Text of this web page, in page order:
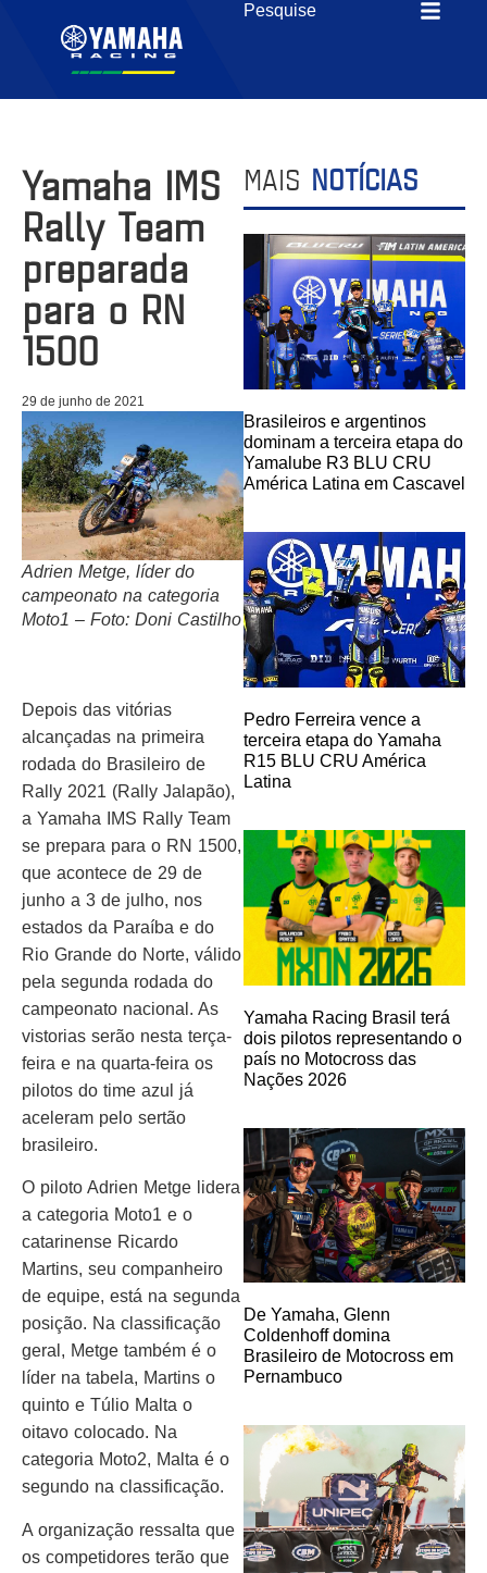
Yamaha IMS
Rally Team
preparada
para o RN
1500
29 de junho de 2021
Adrien Metge, líder do
campeonato na categoria
Moto1 – Foto: Doni Castilho
Depois das vitórias
alcançadas na primeira
rodada do Brasileiro de
Rally 2021 (Rally Jalapão),
a Yamaha IMS Rally Team
se prepara para o RN 1500,
que acontece de 29 de
junho a 3 de julho, nos
estados da Paraíba e do
Rio Grande do Norte, válido
pela segunda rodada do
campeonato nacional. As
vistorias serão nesta terça-
feira e na quarta-feira os
pilotos do time azul já
aceleram pelo sertão
brasileiro.
O piloto Adrien Metge lidera
a categoria Moto1 e o
catarinense Ricardo
Martins, seu companheiro
de equipe, está na segunda
posição. Na classificação
geral, Metge também é o
líder na tabela, Martins o
quinto e Túlio Malta o
oitavo colocado. Na
categoria Moto2, Malta é o
segundo na classificação.
A organização ressalta que
os competidores terão que
MAIS NOTÍCIAS
Brasileiros e argentinos
dominam a terceira etapa do
Yamalube R3 BLU CRU
América Latina em Cascavel
Pedro Ferreira vence a
terceira etapa do Yamaha
R15 BLU CRU América
Latina
Yamaha Racing Brasil terá
dois pilotos representando o
país no Motocross das
Nações 2026
De Yamaha, Glenn
Coldenhoff domina
Brasileiro de Motocross em
Pernambuco